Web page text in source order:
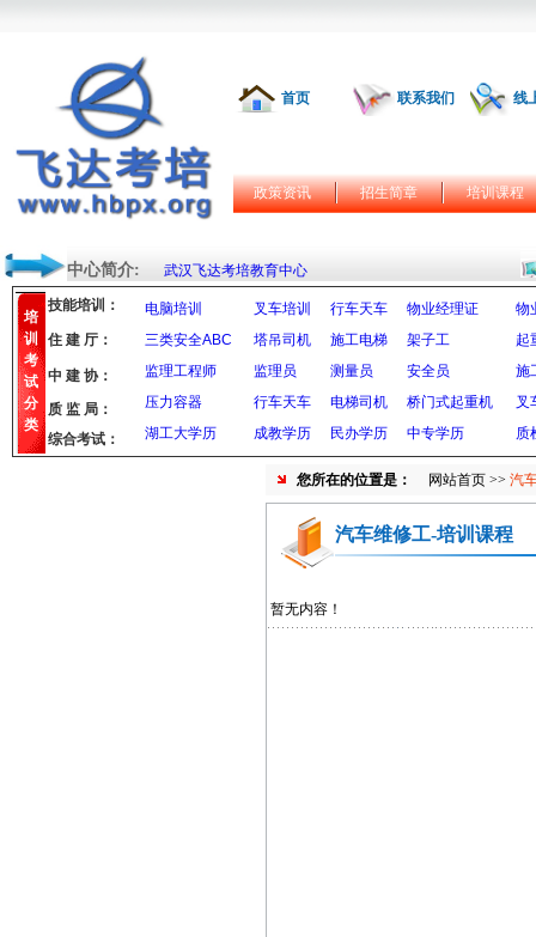
首页 联系我们 线
政策资讯 招生简章 培训课程
中心简介: 武汉飞达考培教育中心
培
训
考
试
分
类
技能培训： 电脑培训 叉车培训 行车天车 物业经理证
物
三类安全ABC
塔吊司机 施工电梯 架子工
起
监理工程师
监理员 测量员 安全员
施
压力容器
行车天车 电梯司机 桥门式起重机
叉
湖工大学历
成教学历 民办学历 中专学历 质
住 建 厅：
中 建 协：
质 监 局：
综合考试：
您所在的位置是： 网站首页 >> 汽
汽车维修工-培训课程
暂无内容！